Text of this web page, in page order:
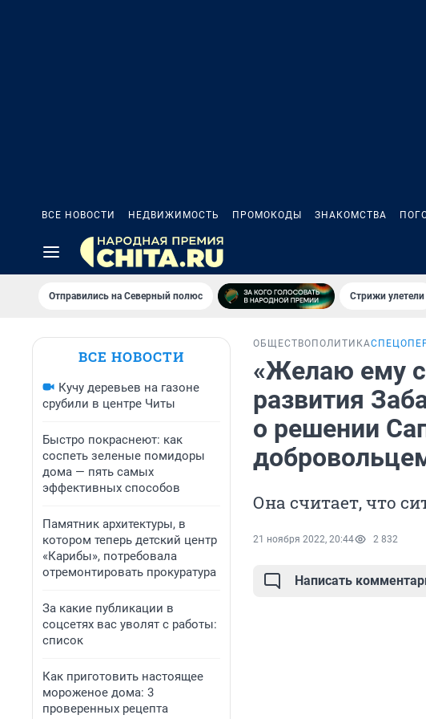
ВСЕ НОВОСТИ НЕДВИЖИМОСТЬ ПРОМОКОДЫ ЗНАКОМСТВА
Отправились на Северный полюс Стрижи улетели
ВСЕ НОВОСТИ
Кучу деревьев на газоне
срубили в центре Читы
Быстро покраснеют: как
соспеть зеленые помидоры
дома — пять самых
эффективных способов
Памятник архитектуры, в
котором теперь детский центр
«Карибы», потребовала
отремонтировать прокуратура
За какие публикации в
соцсетях вас уволят с работы:
список
Как приготовить настоящее
мороженое дома: 3
проверенных рецепта
ОБЩЕСТВО ПОЛИТИКА
«Желаю ему
развития
о решении
Она считает, что
21 ноября 2022, 20:44 2 832
Написать